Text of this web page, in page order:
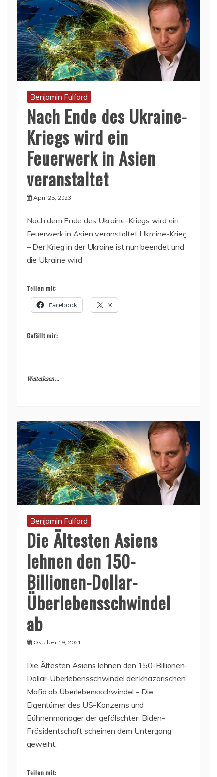
Benjamin Fulford
Nach Ende des Ukraine-
Kriegs wird ein
Feuerwerk in Asien
veranstaltet
April 25, 2023
Nach dem Ende des Ukraine-Kriegs wird ein
Feuerwerk in Asien veranstaltet Ukraine-Krieg
– Der Krieg in der Ukraine ist nun beendet und
die Ukraine wird
Teilen mit:
Facebook X
Gefällt mir:
Weiterlesen ...
Benjamin Fulford
Die Ältesten Asiens
lehnen den 150-
Billionen-Dollar-
Überlebensschwindel
ab
Oktober 19, 2021
Die Ältesten Asiens lehnen den 150-Billionen-
Dollar-Überlebensschwindel der khazarischen
Mafia ab Überlebensschwindel – Die
Eigentümer des US-Konzerns und
Bühnenmanager der gefälschten Biden-
Präsidentschaft scheinen dem Untergang
geweiht,
Teilen mit: